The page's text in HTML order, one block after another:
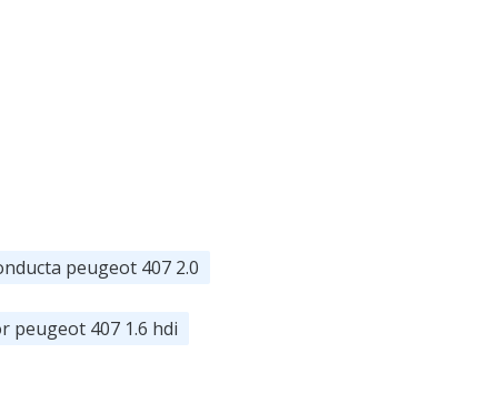
peugeot 407 2.0
peugeot 407 1.6 hdi